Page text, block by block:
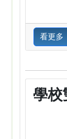
看更多
學校